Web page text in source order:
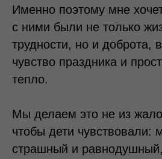
Именно поэтому мне
с ними были не только
трудности, но и доброта,
чувство праздника и
тепло.
Мы делаем это не из
чтобы дети чувствовали:
страшный и равнодушный,